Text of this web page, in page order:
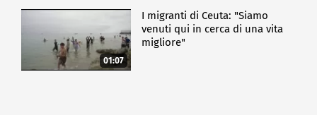
01:07
I migranti di Ceuta: "Siamo
venuti qui in cerca di una vita
migliore"